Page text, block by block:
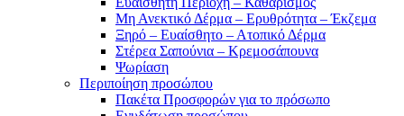
Μη Ανεκτικό Δέρμα – Ερυθρότητα – Έκζεμα
Ξηρό – Ευαίσθητο – Ατοπικό Δέρμα
Στέρεα Σαπούνια – Κρεμοσάπουνα
Ψωρίαση
Περιποίηση προσώπου
Πακέτα Προσφορών για το πρόσωπο